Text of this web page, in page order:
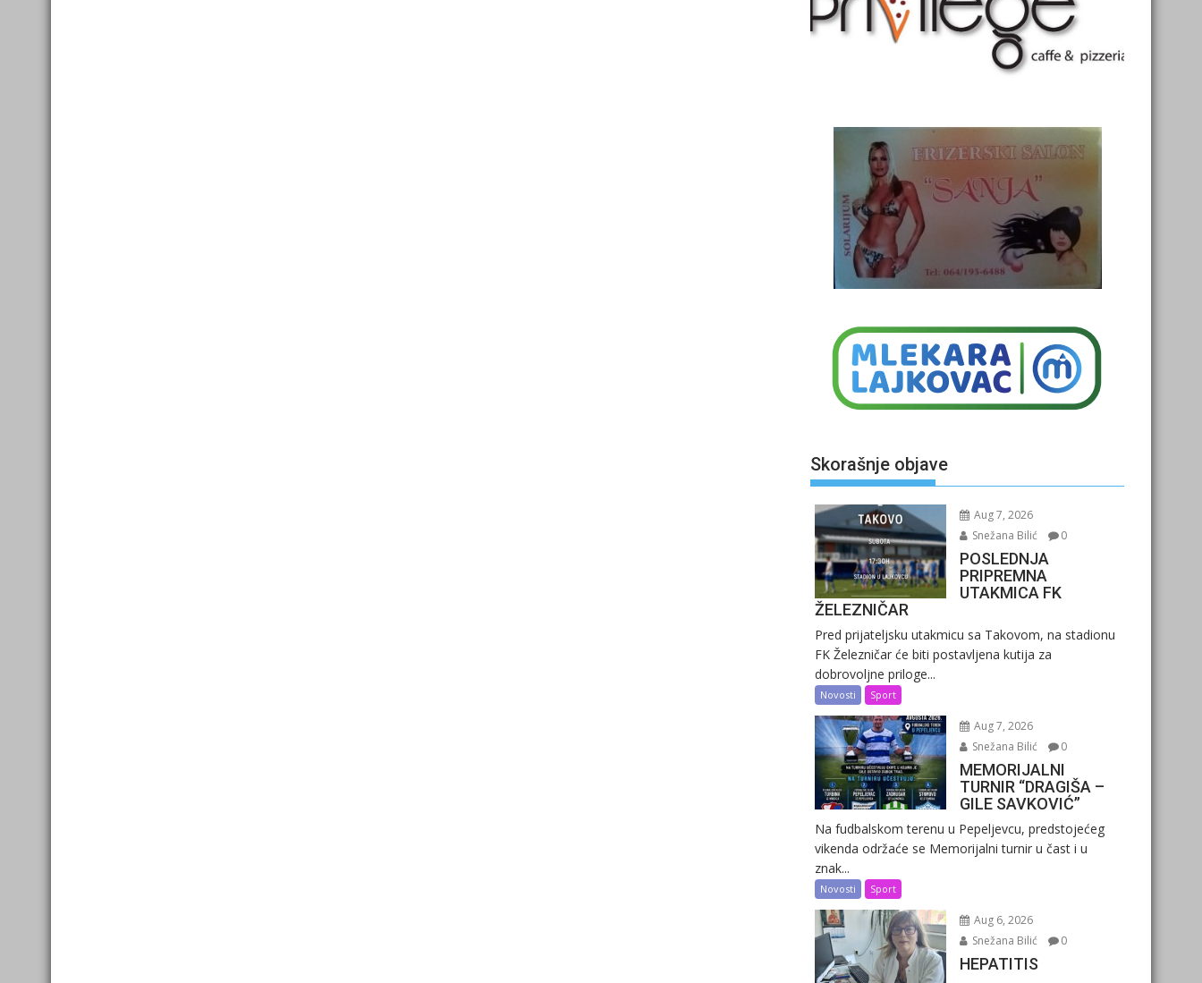
Skorašnje objave
Aug 7, 2026
Snežana Bilić
0
POSLEDNJA
PRIPREMNA
UTAKMICA FK
ŽELEZNIČAR
Pred prijateljsku utakmicu sa Takovom, na stadionu
FK Železničar će biti postavljena kutija za
dobrovoljne priloge...
Novosti Sport
Aug 7, 2026
Snežana Bilić
0
MEMORIJALNI
TURNIR “DRAGIŠA –
GILE SAVKOVIĆ”
Na fudbalskom terenu u Pepeljevcu, predstojećeg
vikenda održaće se Memorijalni turnir u čast i u
znak...
Novosti Sport
Aug 6, 2026
Snežana Bilić
0
HEPATITIS